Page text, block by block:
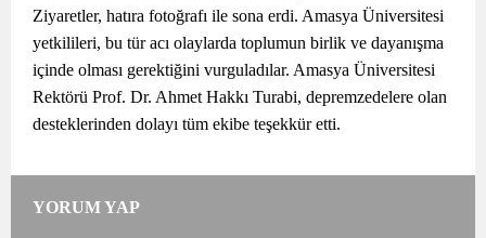
Ziyaretler, hatıra fotoğrafı ile sona erdi. Amasya Üniversitesi
yetkilileri, bu tür acı olaylarda toplumun birlik ve dayanışma
içinde olması gerektiğini vurguladılar. Amasya Üniversitesi
Rektörü Prof. Dr. Ahmet Hakkı Turabi, depremzedelere olan
desteklerinden dolayı tüm ekibe teşekkür etti.
YORUM YAP